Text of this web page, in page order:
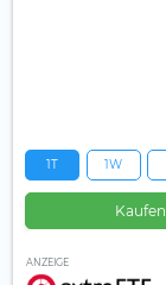
1T 1W
Kaufen
ANZEIGE